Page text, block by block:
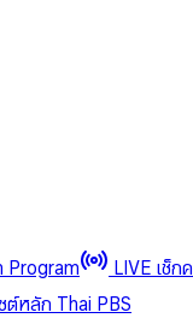
Program
LIVE เช็ก
ต์หลัก Thai PBS